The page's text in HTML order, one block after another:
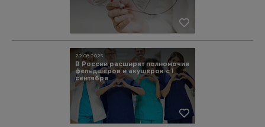
В России расширят полномочия
фельдшеров и акушерок с 1
сентября
22.08.2025